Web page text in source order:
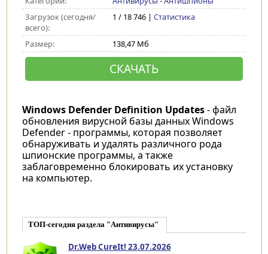
Загрузок (сегодня/
всего):
1 / 18 746 | Статистика
Размер: 138,47 Мб
СКАЧАТЬ
Windows Defender Definition Updates- файл
обновления вирусной базы данных Windows
Defender - программы, которая позволяет
обнаруживать и удалять различного рода
шпионские программы, а также
заблаговременно блокировать их установку
на компьютер.
ТОП-сегодня раздела "Антивирусы"
Dr.Web CureIt! 23.07.2026